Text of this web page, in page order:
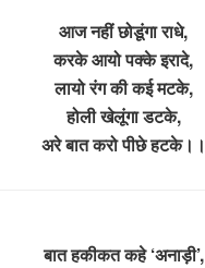
आज नहीं छोडूंगा राधे,
करके आयो पक्के इरादे,
लायो रंग की कई मटके,
होली खेलूंगा डटके,
अरे बात करो पीछे हटके।।
बात हकीकत कहे ‘अनाड़ी’,